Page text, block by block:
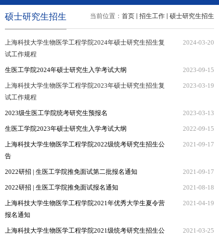
当前位置： 首页 招生工作 硕士研究生招生
硕士研究生招生
上海科技大学生物医学工程学院2024年硕士研究生招生复
试工作规程
2024-03-20
生医工学院2024年硕士研究生入学考试大纲 2023-09-15
上海科技大学生物医学工程学院2023年硕士研究生招生复
试工作规程
2023-03-19
2023级生医工学院统考研究生预报名 2023-03-13
生医工学院2023年硕士研究生入学考试大纲 2022-09-15
上海科技大学生物医学工程学院2022级统考研究生招生公
告
2021-09-17
2022研招 | 生医工学院推免面试第二批报名通知 2021-09-17
2022研招 | 生医工学院推免面试报名通知 2021-08-18
上海科技大学生物医学工程学院2021年优秀大学生夏令营
报名通知
2021-04-19
上海科技大学生物医学工程学院2021级统考研究生招生公
2021-03-25